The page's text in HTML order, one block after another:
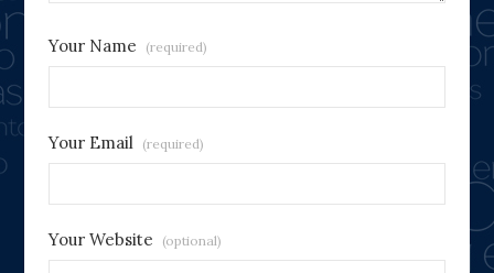
Your Name (required)
Your Email (required)
Your Website (optional)